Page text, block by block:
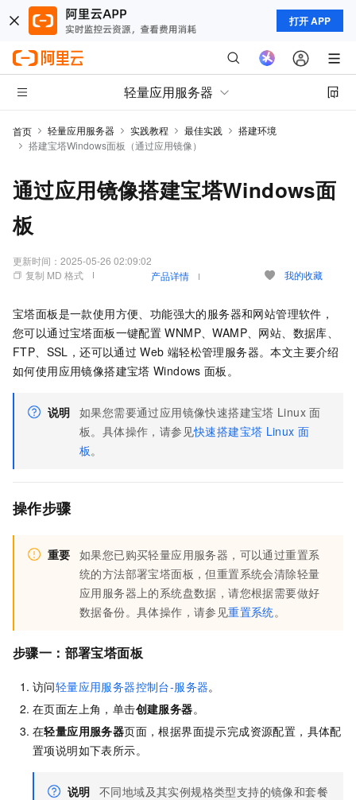
打开 APP
轻量应用服务器
首页 轻量应用服务器 实践教程 最佳实践
搭建环境
搭建宝塔Windows面板（通过应用镜像）
通过应用镜像搭建宝塔Windows面
板
更新时间： 2025-05-26 02:09:02
复制 MD 格式
产品详情 我的收藏
宝塔面板是一款使用方便、功能强大的服务器和网站管理软件，
您可以通过宝塔面板一键配置 WNMP、WAMP、网站、数据库、
FTP、SSL，还可以通过 Web 端轻松管理服务器。本文主要介绍
如何使用应用镜像搭建宝塔 Windows 面板。
说明 如果您需要通过应用镜像快速搭建宝塔 Linux 面
板。具体操作，请参见快速搭建宝塔 Linux 面
板。
操作步骤
重要 如果您已购买轻量应用服务器，可以通过重置系
统的方法部署宝塔面板，但重置系统会清除轻量
应用服务器上的系统盘数据，请您根据需要做好
数据备份。具体操作，请参见重置系统。
步骤一：部署宝塔面板
访问轻量应用服务器控制台-服务器。
在页面左上角，单击创建服务器。
在轻量应用服务器页面，根据界面提示完成资源配置，具体配
置项说明如下表所示。
说明 不同地域及其实例规格类型支持的镜像和套餐